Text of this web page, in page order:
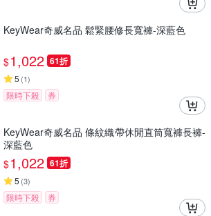
KeyWear奇威名品 鬆緊腰修長寬褲-深藍色
$1,022 61折
5 (1)
限時下殺 券
KeyWear奇威名品 條紋織帶休閒直筒寬褲長褲-
深藍色
$1,022 61折
5 (3)
限時下殺 券